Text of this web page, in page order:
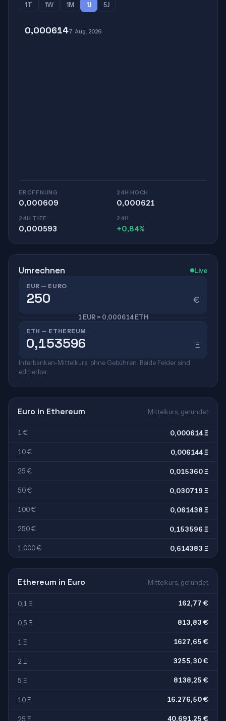
1T
1W 1M 1J 5J
0,0006147. Aug. 2026
ERÖFFNUNG
0,000609
24H HOCH
0,000621
24H TIEF
0,000593
24H
+0,84%
Umrechnen Live
EUR — EURO
€
1 EUR = 0,000614 ETH
ETH — ETHEREUM
Ξ
Interbanken-Mittelkurs, ohne Gebühren. Beide Felder sind
editierbar.
Euro in Ethereum Mittelkurs, gerundet
1 € 0,000614 Ξ
10 € 0,006144 Ξ
25 € 0,015360 Ξ
50 € 0,030719 Ξ
100 € 0,061438 Ξ
250 € 0,153596 Ξ
1.000 € 0,614383 Ξ
Ethereum in Euro Mittelkurs, gerundet
0,1 Ξ 162,77 €
0,5 Ξ 813,83 €
1 Ξ 1627,65 €
2 Ξ 3255,30 €
5 Ξ 8138,25 €
10 Ξ 16.276,50 €
25 Ξ 40.691,25 €